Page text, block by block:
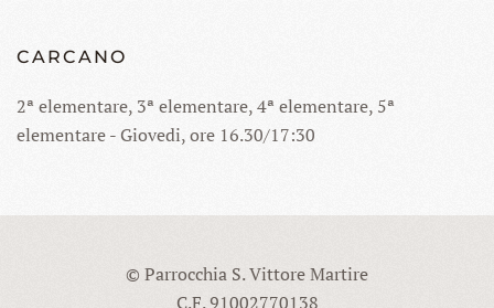
CARCANO
2ª elementare, 3ª elementare, 4ª elementare, 5ª
elementare - Giovedi, ore 16.30/17:30
© Parrocchia S. Vittore Martire
C.F. 91002770138